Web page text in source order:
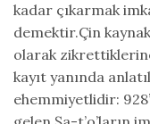
kadar çıkarmak
demektir.Çin
olarak
kayıt yanında
ehemmiyetlidir: